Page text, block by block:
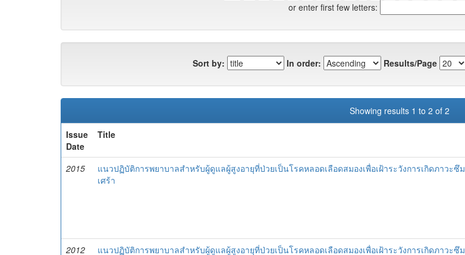
or enter first few letters:
Sort by: In order: Results/Page
Showing results 1 to 2 of 2
Issue
Date
Title
2015
แนวปฏิบัติการพยาบาลสำหรับผู้ดูแลผู้สูงอายุที่ป่วยเป็นโรคหลอดเลือดสมองเพื่อเฝ้าระวังการเกิดภาวะซึม
เศร้า
2012
แนวปฏิบัติการพยาบาลสำหรับผู้ดูแลผู้สูงอายุที่ป่วยเป็นโรคหลอดเลือดสมองเพื่อเฝ้าระวังการเกิดภาวะซึม